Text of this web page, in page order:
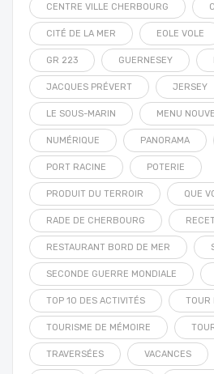
CENTRE VILLE CHERBOURG
CITÉ DE LA MER EOLE VOLE
GR 223 GUERNESEY
JACQUES PRÉVERT JERSEY
LE SOUS-MARIN MENU
NUMÉRIQUE PANORAMA
PORT RACINE POTERIE
PRODUIT DU TERROIR QUE
RADE DE CHERBOURG
RESTAURANT BORD DE MER
SECONDE GUERRE MONDIALE
TOP 10 DES ACTIVITÉS TOUR
TOURISME DE MÉMOIRE
TRAVERSÉES VACANCES